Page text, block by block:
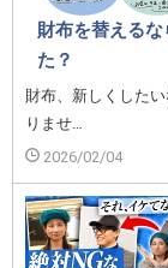
財布を替える
た？
財布、新しくした
りませ…
2026/02/04